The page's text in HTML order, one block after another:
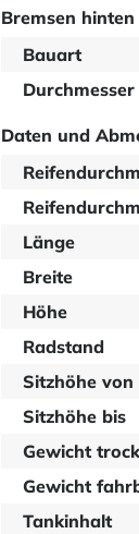
Bremsen hinten
Bauart
Durchmesser
Daten und
Länge
Breite
Höhe
Radstand
Sitzhöhe von
Sitzhöhe bis
Gewicht
Gewicht
Tankinhalt